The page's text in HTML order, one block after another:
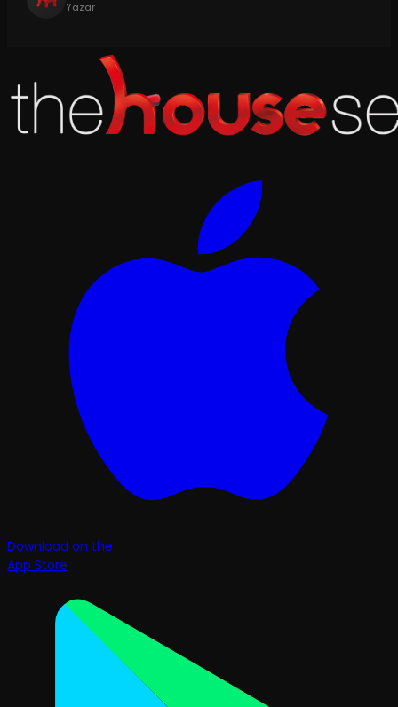
Yazar
Download on the
App Store